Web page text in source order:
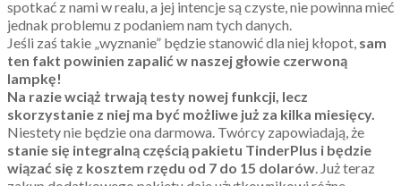
spotkać z nami w realu, a jej intencje są czyste, nie powinna mieć
jednak problemu z podaniem nam tych danych.
Jeśli zaś takie „wyznanie” będzie stanowić dla niej kłopot, sam
ten fakt powinien zapalić w naszej głowie czerwoną
lampkę!
Na razie wciąż trwają testy nowej funkcji, lecz
skorzystanie z niej ma być możliwe już za kilka miesięcy.
Niestety nie będzie ona darmowa. Twórcy zapowiadają, że
stanie się integralną częścią pakietu TinderPlus i będzie
wiązać się z kosztem rzędu od 7 do 15 dolarów. Już teraz